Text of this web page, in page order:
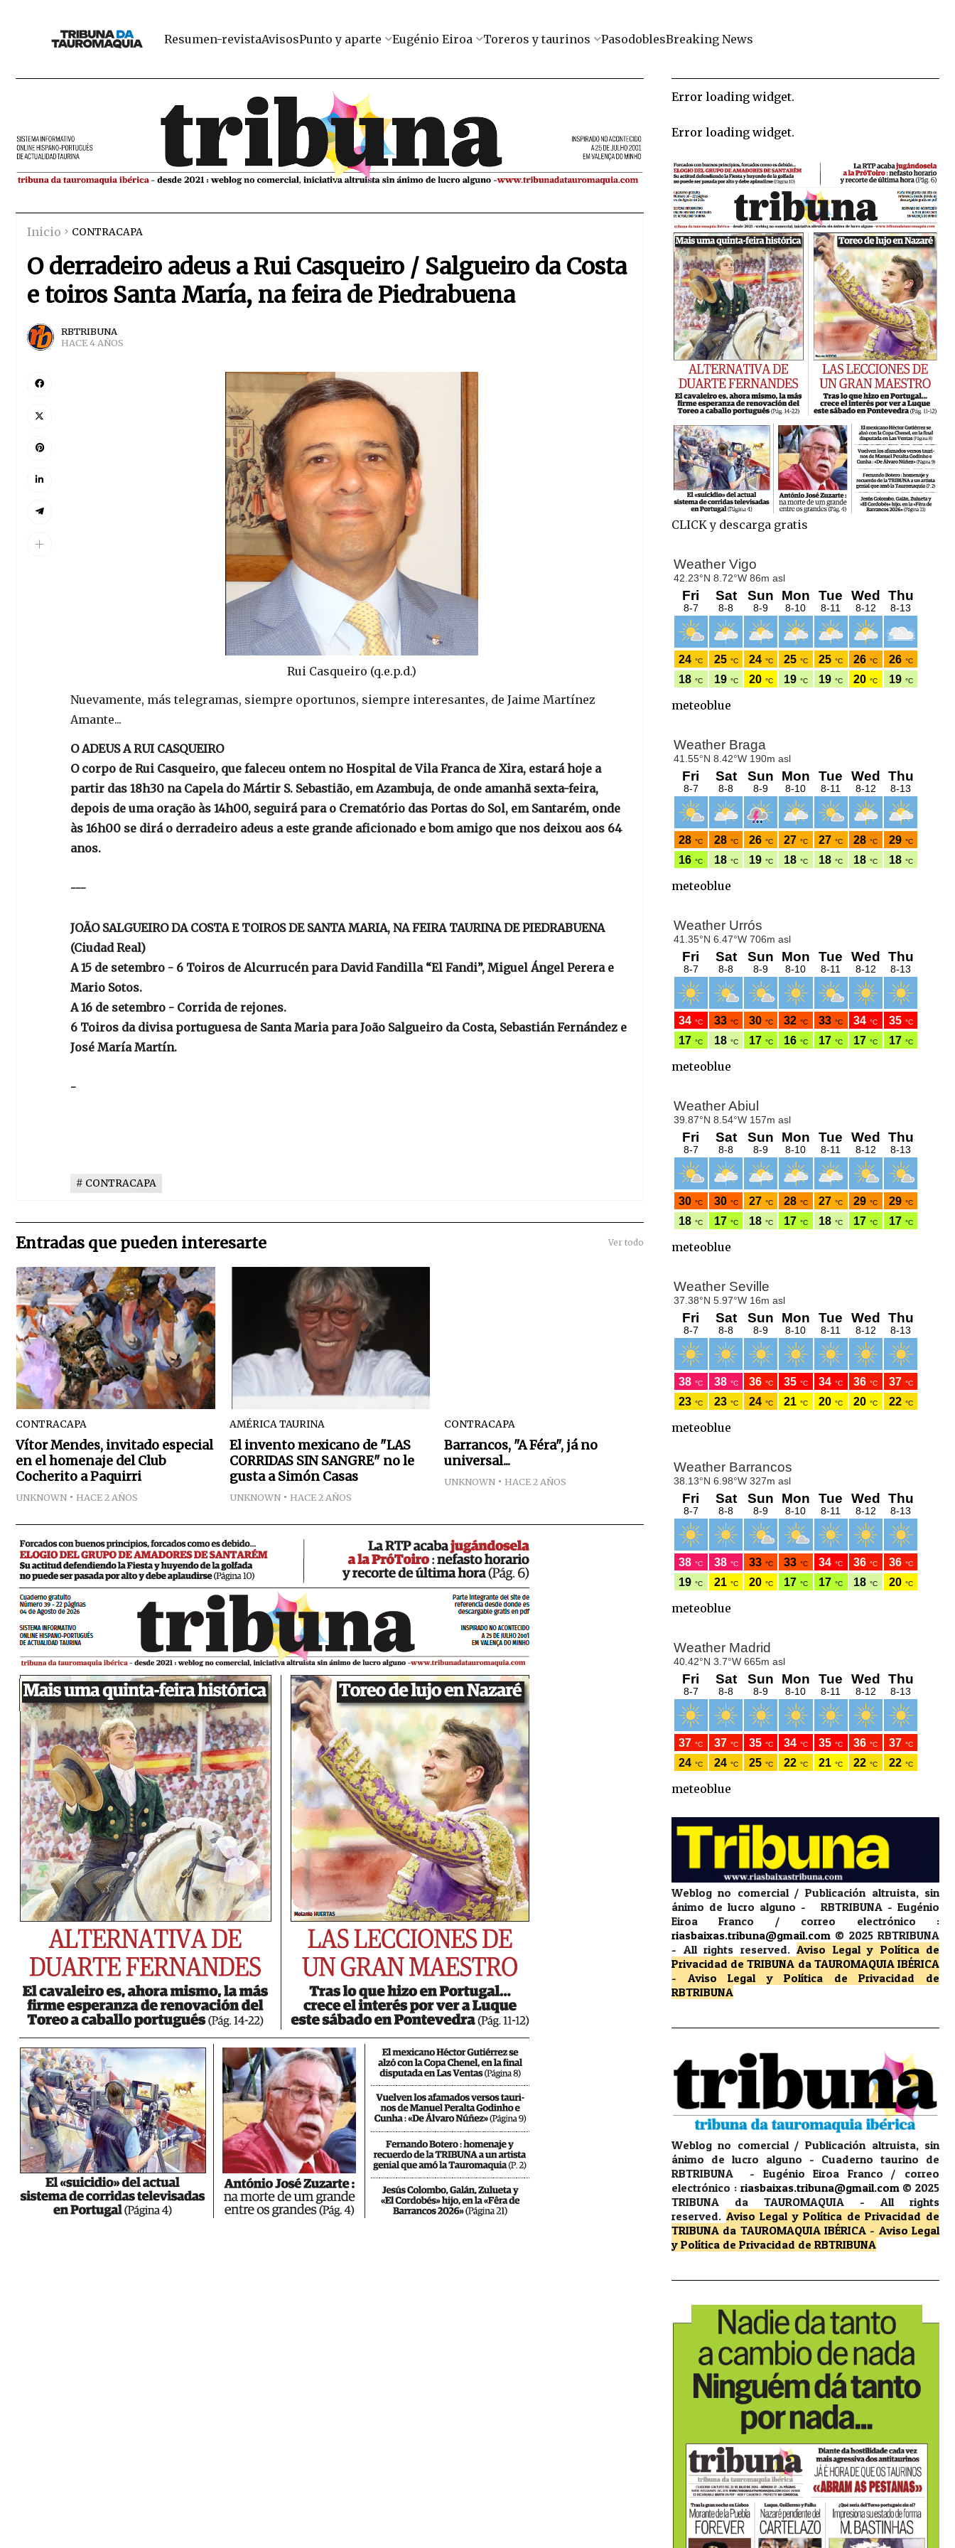
Resumen-revistaAvisosPunto y aparte Eugénio Eiroa Toreros y taurinos PasodoblesBreaking News
Inicio CONTRACAPA
O derradeiro adeus a Rui Casqueiro / Salgueiro da Costa
e toiros Santa María, na feira de Piedrabuena
RBTRIBUNA
HACE 4 AÑOS
Rui Casqueiro (q.e.p.d.)
Nuevamente, más telegramas, siempre oportunos, siempre interesantes, de Jaime Martínez
Amante...
O ADEUS A RUI CASQUEIRO
O corpo de Rui Casqueiro, que faleceu ontem no Hospital de Vila Franca de Xira, estará hoje a
partir das 18h30 na Capela do Mártir S. Sebastião, em Azambuja, de onde amanhã sexta-feira,
depois de uma oração às 14h00, seguirá para o Crematório das Portas do Sol, em Santarém, onde
às 16h00 se dirá o derradeiro adeus a este grande aficionado e bom amigo que nos deixou aos 64
anos.
---
JOÃO SALGUEIRO DA COSTA E TOIROS DE SANTA MARIA, NA FEIRA TAURINA DE PIEDRABUENA
(Ciudad Real)
A 15 de setembro - 6 Toiros de Alcurrucén para David Fandilla “El Fandi”, Miguel Ángel Perera e
Mario Sotos.
A 16 de setembro - Corrida de rejones.
6 Toiros da divisa portuguesa de Santa Maria para João Salgueiro da Costa, Sebastián Fernández e
José María Martín.
-
CONTRACAPA
Entradas que pueden interesarte Ver todo
CONTRACAPA
Vítor Mendes, invitado especial
en el homenaje del Club
Cocherito a Paquirri
UNKNOWN HACE 2 AÑOS
AMÉRICA TAURINA
El invento mexicano de "LAS
CORRIDAS SIN SANGRE" no le
gusta a Simón Casas
UNKNOWN HACE 2 AÑOS
CONTRACAPA
Barrancos, "A Féra", já no
universal...
UNKNOWN HACE 2 AÑOS
Error loading widget.
Error loading widget.
CLICK y descarga gratis
meteoblue
meteoblue
meteoblue
meteoblue
meteoblue
meteoblue
meteoblue
Weblog no comercial / Publicación altruista, sin
ánimo de lucro alguno - RBTRIBUNA - Eugénio
Eiroa Franco / correo electrónico :
riasbaixas.tribuna@gmail.com © 2025 RBTRIBUNA
- All rights reserved. Aviso Legal y Política de
Privacidad de TRIBUNA da TAUROMAQUIA IBÉRICA
- Aviso Legal y Política de Privacidad
de
RBTRIBUNA
Weblog no comercial / Publicación altruista, sin
ánimo de lucro alguno - Cuaderno taurino de
RBTRIBUNA - Eugénio Eiroa Franco / correo
electrónico : riasbaixas.tribuna@gmail.com © 2025
TRIBUNA da TAUROMAQUIA - All rights
reserved. Aviso Legal y Política de Privacidad de
TRIBUNA da TAUROMAQUIA IBÉRICA - Aviso Legal
y Política de Privacidad de RBTRIBUNA